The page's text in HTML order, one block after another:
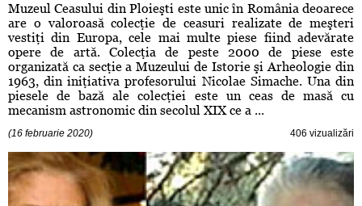
Muzeul Ceasului din Ploieşti este unic în România deoarece
are o valoroasă colecţie de ceasuri realizate de meşteri
vestiţi din Europa, cele mai multe piese fiind adevărate
opere de artă. Colecţia de peste 2000 de piese este
organizată ca secţie a Muzeului de Istorie şi Arheologie din
1963, din iniţiativa profesorului Nicolae Simache. Una din
piesele de bază ale colecţiei este un ceas de masă cu
mecanism astronomic din secolul XIX ce a ...
(16 februarie 2020) 406 vizualizări